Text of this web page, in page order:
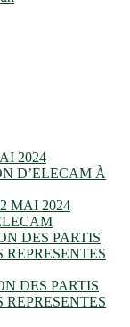
2024
D’ELECAM À
MAI 2024
DES PARTIS
DES PARTIS